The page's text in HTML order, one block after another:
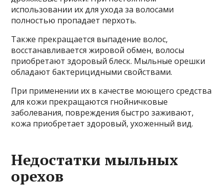
использовании их для ухода за волосами
полностью пропадает перхоть.
Также прекращается выпадение волос,
восстанавливается жировой обмен, волосы
приобретают здоровый блеск. Мыльные орешки
обладают бактерицидными свойствами.
При применении их в качестве моющего средства
для кожи прекращаются гнойничковые
заболевания, повреждения быстро заживают,
кожа приобретает здоровый, ухоженный вид.
Недостатки мыльных
орехов